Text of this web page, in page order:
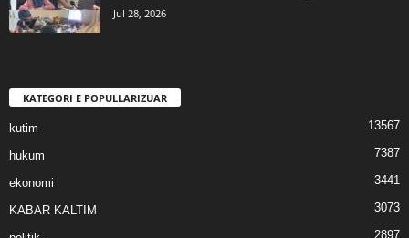
Jul 28, 2026
KATEGORI E POPULLARIZUAR
kutim 13567
hukum 7387
ekonomi 3441
KABAR KALTIM 3073
2897